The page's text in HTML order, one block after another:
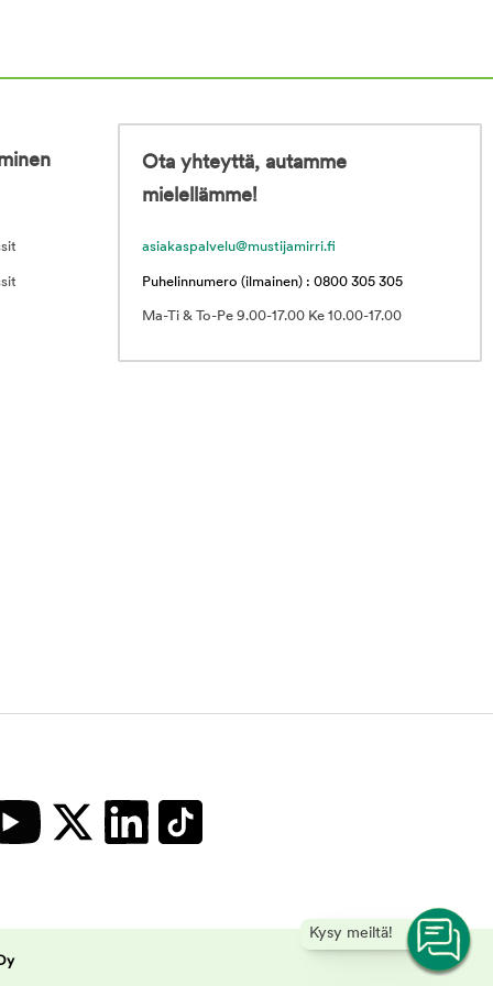
Kysy meiltä!
Ota yhteyttä, autamme
mielellämme!
asiakaspalvelu@mustijamirri.fi
Puhelinnumero (ilmainen) : 0800 305 305
Ma-Ti & To-Pe 9.00-17.00 Ke 10.00-17.00